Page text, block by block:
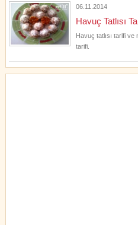
06.11.2014
Havuç Tatlısı
Havuç tatlısı tarifi
tarifi.